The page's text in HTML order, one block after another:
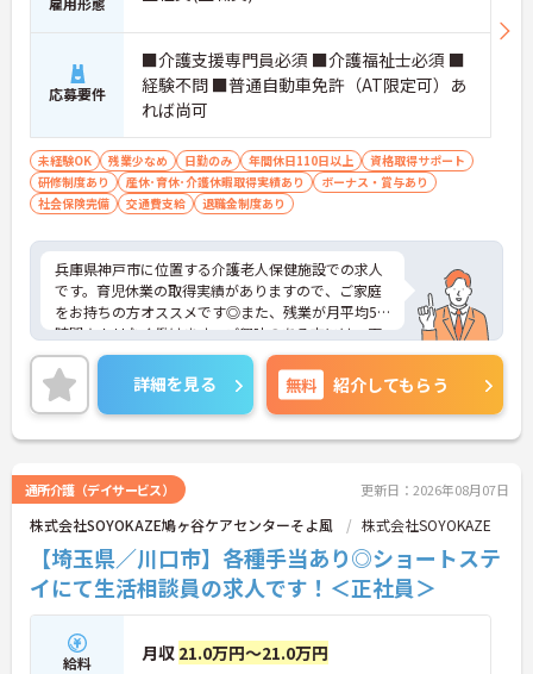
応募要件
■介護支援専門員必須 ■介護福祉士必須 ■
経験不問 ■普通自動車免許（AT限定可）あ
れば尚可
未経験OK 残業少なめ 日勤のみ 年間休日110日以上
資格取得サポート
研修制度あり
産休･育休･介護休暇取得実績あり
ボーナス・賞与あり
社会保険完備
交通費支給 退職金制度あり
兵庫県神戸市に位置する介護老人保健施設での求人
です。育児休業の取得実績がありますので、ご家庭
をお持ちの方オススメです◎また、残業が月平均5
時間★ムリなく働けます。ご興味のある方には、面
接対策ポイントなど、さらに詳細をご案内しますの
でお気軽にご相談ください！
詳細を見る 無料 紹介してもらう
通所介護（デイサービス） 更新日：2026年08月07日
株式会社SOYOKAZE鳩ヶ谷ケアセンターそよ風 株式会社SOYOKAZE
【埼玉県／川口市】各種手当あり◎ショートステ
イにて生活相談員の求人です！＜正社員＞
給料 月収 21.0万円～21.0万円